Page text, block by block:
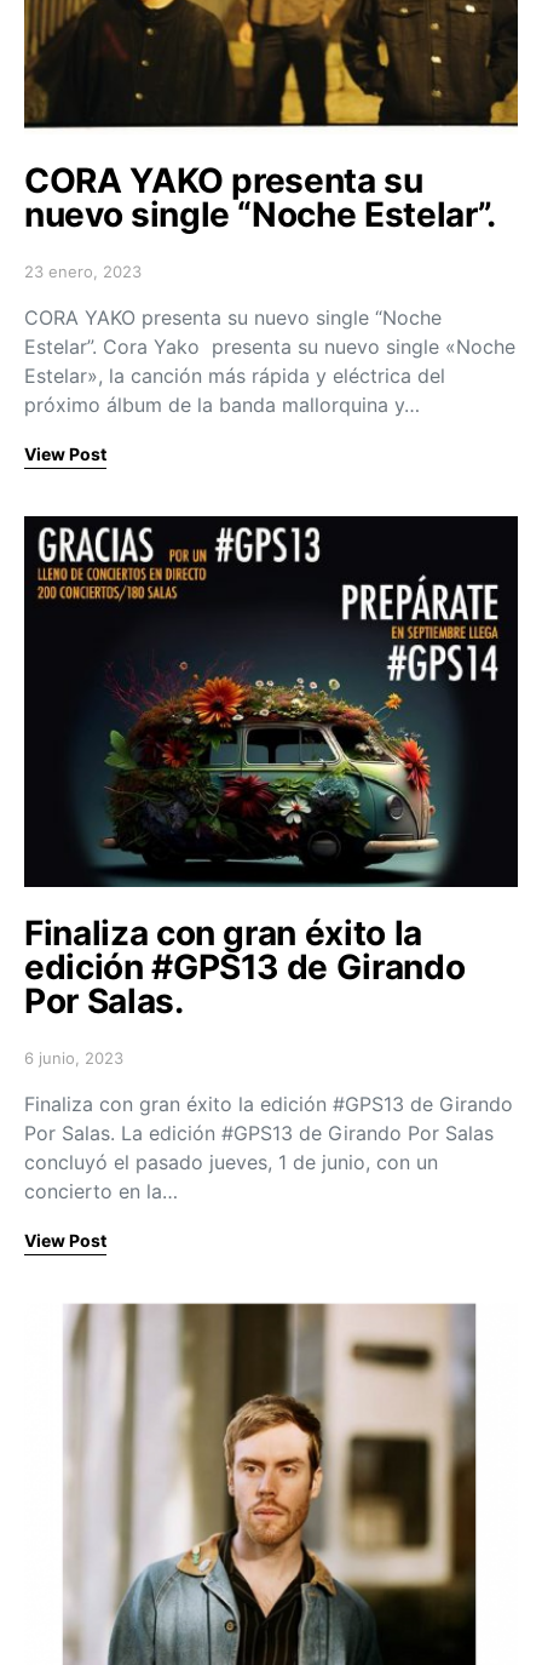
CORA YAKO presenta su
nuevo single “Noche Estelar”.
Posted on
23 enero, 2023
CORA YAKO presenta su nuevo single “Noche
Estelar”. Cora Yako presenta su nuevo single «Noche
Estelar», la canción más rápida y eléctrica del
próximo álbum de la banda mallorquina y…
View Post
Finaliza con gran éxito la
edición #GPS13 de Girando
Por Salas.
Posted on
6 junio, 2023
Finaliza con gran éxito la edición #GPS13 de Girando
Por Salas. La edición #GPS13 de Girando Por Salas
concluyó el pasado jueves, 1 de junio, con un
concierto en la…
View Post